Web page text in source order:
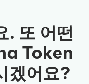
. 또 어떤
Token
겠어요?